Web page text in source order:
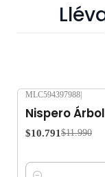
MLC594397988|
Nispero
$10.791 $11.990